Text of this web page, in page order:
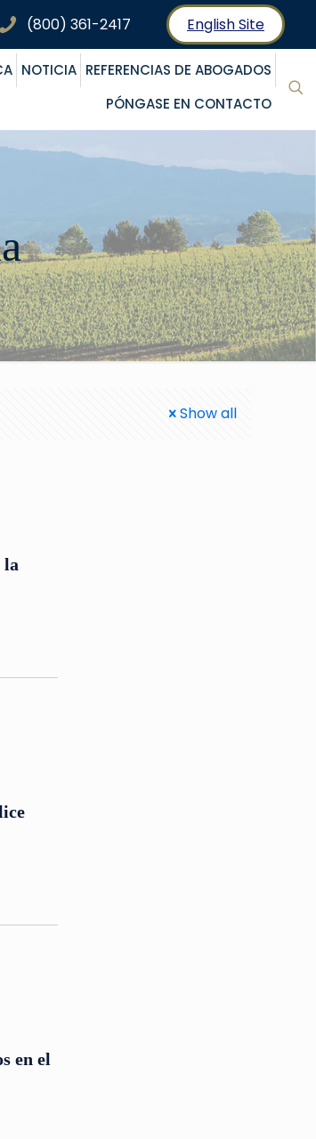
(800) 361-2417 English Site
NOTICIA REFERENCIAS DE ABOGADOS
PÓNGASE EN CONTACTO
Show all
la
en el